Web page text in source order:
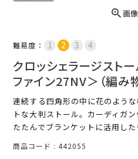
画
難易度：
クロッシェラージスト
ファイン27NV＞（編み
連続する四角形の中に花のよう
トな大判ストール。カーディガ
たたんでブランケットに活用した
商品コード 442055